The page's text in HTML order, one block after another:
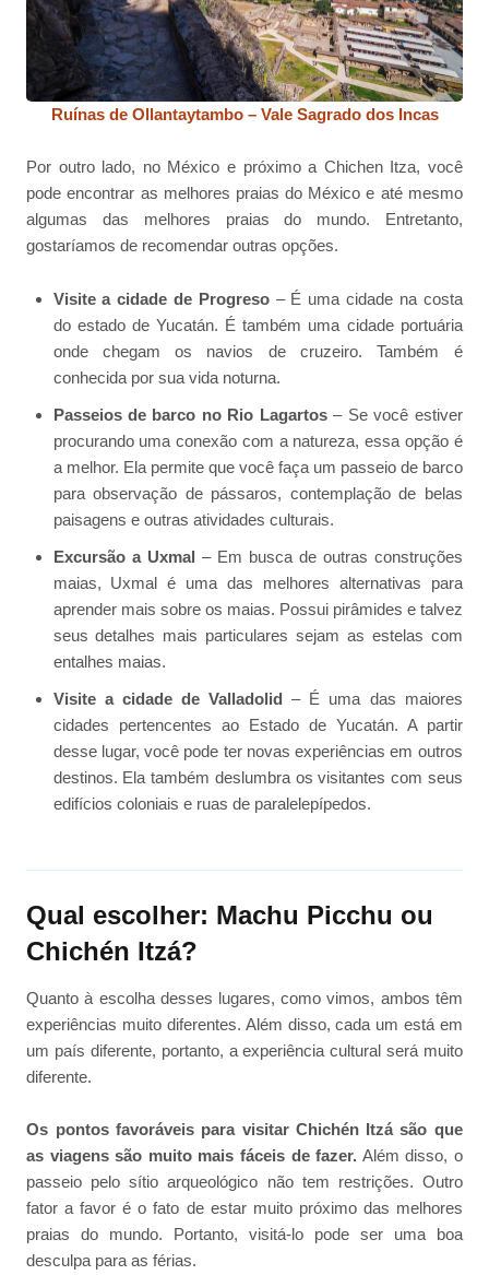
Ruínas de Ollantaytambo – Vale Sagrado dos Incas
Por outro lado, no México e próximo a Chichen Itza, você
pode encontrar as melhores praias do México e até mesmo
algumas das melhores praias do mundo. Entretanto,
gostaríamos de recomendar outras opções.
Visite a cidade de Progreso– É uma cidade na costa
do estado de Yucatán. É também uma cidade portuária
onde chegam os navios de cruzeiro. Também é
conhecida por sua vida noturna.
Passeios de barco no Rio Lagartos– Se você estiver
procurando uma conexão com a natureza, essa opção é
a melhor. Ela permite que você faça um passeio de barco
para observação de pássaros, contemplação de belas
paisagens e outras atividades culturais.
Excursão a Uxmal – Em busca de outras construções
maias, Uxmal é uma das melhores alternativas para
aprender mais sobre os maias. Possui pirâmides e talvez
seus detalhes mais particulares sejam as estelas com
entalhes maias.
Visite a cidade de Valladolid – É uma das maiores
cidades pertencentes ao Estado de Yucatán. A partir
desse lugar, você pode ter novas experiências em outros
destinos. Ela também deslumbra os visitantes com seus
edifícios coloniais e ruas de paralelepípedos.
Qual escolher: Machu Picchu ou
Chichén Itzá?
Quanto à escolha desses lugares, como vimos, ambos têm
experiências muito diferentes. Além disso, cada um está em
um país diferente, portanto, a experiência cultural será muito
diferente.
Os pontos favoráveis para visitar Chichén Itzá são que
as viagens são muito mais fáceis de fazer. Além disso, o
passeio pelo sítio arqueológico não tem restrições. Outro
fator a favor é o fato de estar muito próximo das melhores
praias do mundo. Portanto, visitá-lo pode ser uma boa
desculpa para as férias.